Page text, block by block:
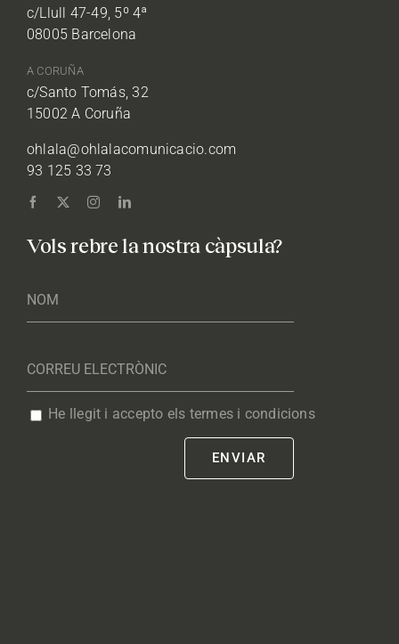
c/Llull 47-49, 5º 4ª
08005 Barcelona
A CORUÑA
c/Santo Tomás, 32
15002 A Coruña
ohlala@ohlalacomunicacio.com
93 125 33 73
Vols rebre la nostra càpsula?
He llegit i accepto els termes i condicions